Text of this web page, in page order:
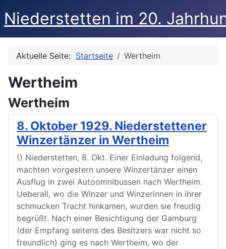
Niederstetten im 20.
Aktuelle Seite: Startseite Wertheim
Wertheim
Wertheim
8. Oktober 1929. Niederstettener
Winzertänzer in Wertheim
() Niederstetten, 8. Okt. Einer Einladung folgend,
machten vorgestern unsere Winzertänzer einen
Ausflug in zwei Autoomnibussen nach Wertheim.
Ueberall, wo die Winzer und Winzerinnen in ihrer
schmucken Tracht hinkamen, wurden sie freudig
begrüßt. Nach einer Besichtigung der Gamburg
(der Empfang seitens des Besitzers war nicht so
freundlich) ging es nach Wertheim, wo der